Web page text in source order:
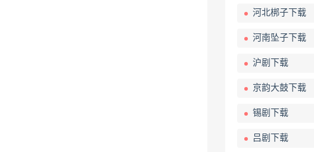
河北梆子下载
河南坠子下载
沪剧下载
京韵大鼓下载
锡剧下载
吕剧下载